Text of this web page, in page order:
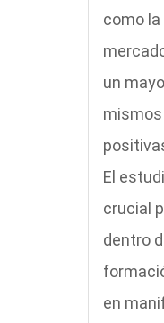
como
un
El
crucial
dentro
en